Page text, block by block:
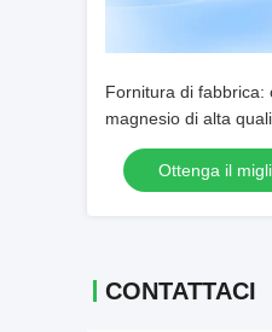
Fornitura di fabbrica:
magnesio di alta
(customizzabile su
Ottenga il
CONTATTACI